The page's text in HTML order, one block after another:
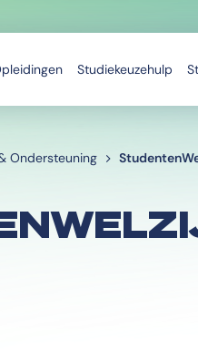
Studiekeuzehulp
Ondersteuning